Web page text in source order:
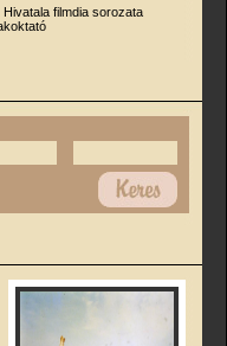
filmdia sorozata